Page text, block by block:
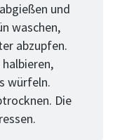
und
waschen,
abzupfen.
würfeln.
Die